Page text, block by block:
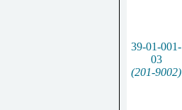
39-01-001-
03
(201-9002)